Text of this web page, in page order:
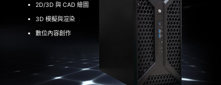
2D/3D 與 CAD 繪圖
3D 模擬與渲染
數位內容創作